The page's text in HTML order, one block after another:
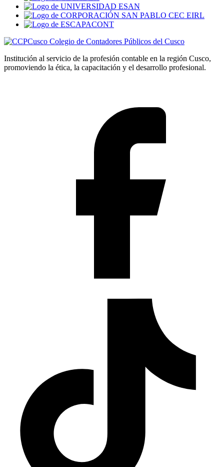
Colegio de Contadores Públicos del Cusco
Institución al servicio de la profesión contable en la región Cusco,
promoviendo la ética, la capacitación y el desarrollo profesional.